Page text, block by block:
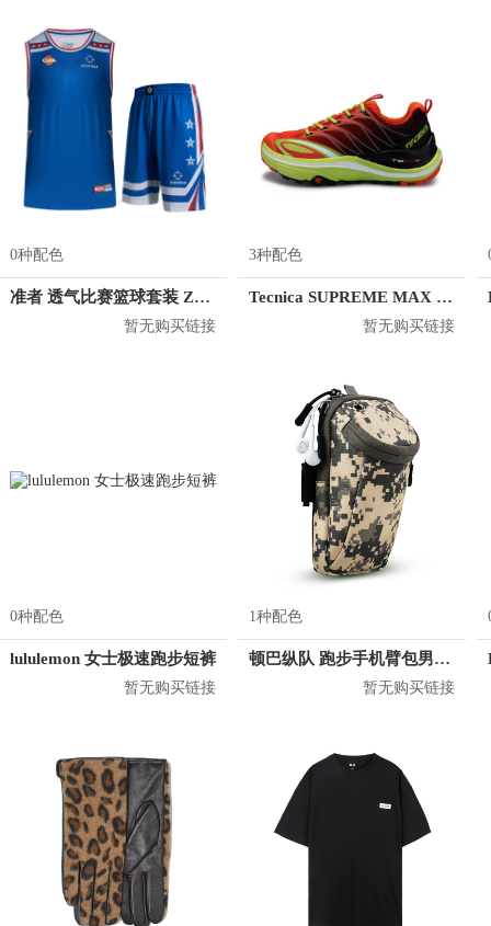
0种配色
准者 透气比赛篮球套装 Z118210177
暂无购买链接
3种配色
Tecnica SUPREME MAX 2.0
暂无购买链接
0种配色
lululemon 女士极速跑步短裤
暂无购买链接
1种配色
顿巴纵队 跑步手机臂包男运动臂套多功能
暂无购买链接